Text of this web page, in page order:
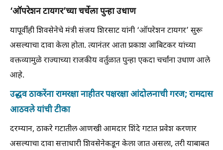
‘ऑपरेशन टायगर’च्या चर्चेला पुन्हा उधाण
यापूर्वीही शिवसेनेचे मंत्री संजय शिरसाट यांनी ‘ऑपरेशन टायगर’ सुरू
असल्याचा दावा केला होता. त्यानंतर आता प्रकाश आबिटकर यांच्या
वक्तव्यामुळे राज्याच्या राजकीय वर्तुळात पुन्हा एकदा चर्चांना उधाण आले
आहे.
उद्धव ठाकरेंना रामरक्षा नाहीतर पक्षरक्षा आंदोलनाची गरज; रामदास
आठवले यांची टीका
दरम्यान, ठाकरे गटातील आणखी आमदार शिंदे गटात प्रवेश करणार
असल्याचा दावा सत्ताधारी शिवसेनेकडून केला जात असला, तरी याबाबत